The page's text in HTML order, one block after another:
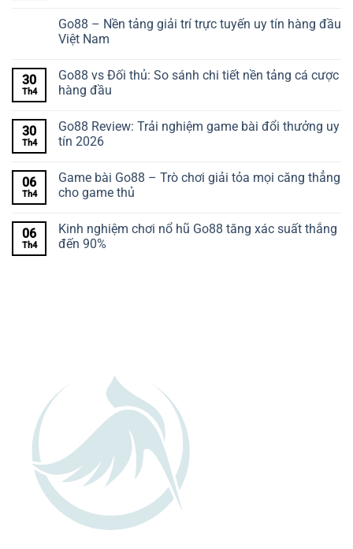
Go88 – Nền tảng giải trí trực tuyến uy tín hàng đầu
Việt Nam
30
Th4
Go88 vs Đối thủ: So sánh chi tiết nền tảng cá cược
hàng đầu
30
Th4
Go88 Review: Trải nghiệm game bài đổi thưởng uy
tín 2026
06
Th4
Game bài Go88 – Trò chơi giải tỏa mọi căng thẳng
cho game thủ
06
Th4
Kinh nghiệm chơi nổ hũ Go88 tăng xác suất thắng
đến 90%